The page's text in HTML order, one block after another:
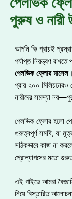
পুরুষ ও নারী
আপনি কি প্রায়ই
পর্যাপ্ত নিয়ন্ত্রণ
পেলভিক ফ্লোর মাসেল
প্রায় ২০০
নারীদের সমস্যা
পেলভিক ফ্লোর হলো
গুরুত্বপূর্ণ সমষ্টি, যা
সঠিকভাবে কাজ না
প্রোল্যাপসের মতো
এই গাইডে আমরা
নিয়ে বিস্তারিত